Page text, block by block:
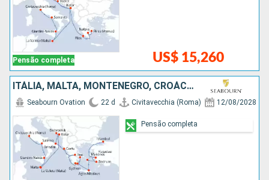
Pensão completa US$ 15,260
ITÁLIA, MALTA, MONTENEGRO, CROÁCIA, GRÉCIA, TURQUIA
Seabourn Ovation 22 d Civitavecchia (Roma) 12/08/2028
Pensão completa